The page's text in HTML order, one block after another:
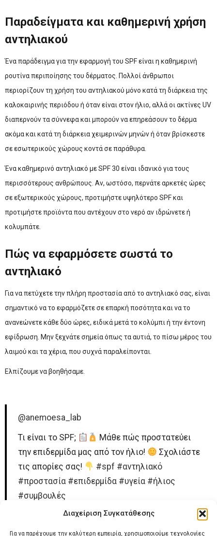
Διαχείριση Συγκατάθεσης
Για να παρέχουμε την καλύτερη εμπειρία, χρησιμοποιούμε τεχνολογίες
Παραδείγματα και καθημερινή χρήση
αντηλιακού
Ένα παράδειγμα για την εφαρμογή του SPF είναι η καθημερινή
ρουτίνα περιποίησης του δέρματος. Πολλοί άνθρωποι
περιορίζουν τη χρήση του αντηλιακού μόνο κατά τη διάρκεια της
καλοκαιρινής περιόδου ή όταν είναι στον ήλιο, αλλά οι ακτίνες UV
διαπερνούν τα σύννεφα και μπορούν να επηρεάσουν το δέρμα
ακόμα και κατά τη διάρκεια χειμερινών μηνών ή όταν βρίσκεστε
σε εσωτερικούς χώρους κοντά σε παράθυρα.
Ένα καθημερινό αντηλιακό με SPF 30 είναι ιδανικό για τους
περισσότερους ανθρώπους. Αν, ωστόσο, περνάτε αρκετές ώρες
σε εξωτερικούς χώρους, προτιμήστε υψηλότερο SPF και
προτιμήστε προϊόντα που αντέχουν στο νερό αν ιδρώνετε ή
κολυμπάτε.
Πώς να εφαρμόσετε σωστά το
αντηλιακό
Για να πετύχετε την πλήρη προστασία από το αντηλιακό σας, είναι
σημαντικό να το εφαρμόζετε σε επαρκή ποσότητα και να το
ανανεώνετε κάθε δύο ώρες, ειδικά μετά το κολύμπι ή την έντονη
εφίδρωση. Μην ξεχνάτε σημεία όπως τα αυτιά, το πίσω μέρος του
λαιμού και τα χέρια, που συχνά παραλείπονται.
Ελπίζουμε να βοηθήσαμε.
@anemoesa_lab
Τι είναι το SPF;
Μάθε πώς προστατεύει
την επιδερμίδα μας από τον ήλιο!
Σχολιάστε
τις απορίες σας!
#spf #αντηλιακό
#προστασία #επιδερμίδα #υγεία #ήλιος
#συμβουλές
♬ Presentation – FlyFlyMusic